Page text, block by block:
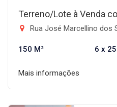
Terreno/Lote à Venda
Rua José Marcellino dos
150 M² 6 x
Mais informações